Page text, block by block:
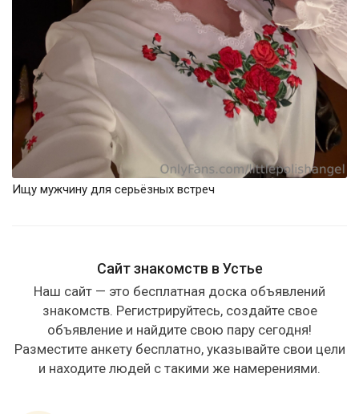
Ищу мужчину для серьёзных встреч
Сайт знакомств в Устье
Наш сайт — это бесплатная доска объявлений
знакомств. Регистрируйтесь, создайте свое
объявление и найдите свою пару сегодня!
Разместите анкету бесплатно, указывайте свои цели
и находите людей с такими же намерениями.